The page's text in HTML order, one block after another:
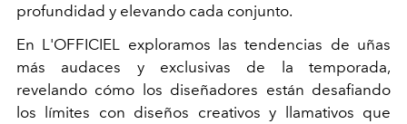
profundidad y elevando cada conjunto.
En L'OFFICIEL exploramos las tendencias de uñas
más audaces y exclusivas de la temporada,
revelando cómo los diseñadores están desafiando
los límites con diseños creativos y llamativos que